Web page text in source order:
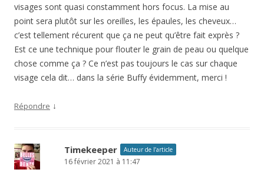
visages sont quasi constamment hors focus. La mise au
point sera plutôt sur les oreilles, les épaules, les cheveux…
c’est tellement récurent que ça ne peut qu’être fait exprès ?
Est ce une technique pour flouter le grain de peau ou quelque
chose comme ça ? Ce n’est pas toujours le cas sur chaque
visage cela dit… dans la série Buffy évidemment, merci !
Répondre ↓
Timekeeper Auteur de l’article
16 février 2021 à 11:47